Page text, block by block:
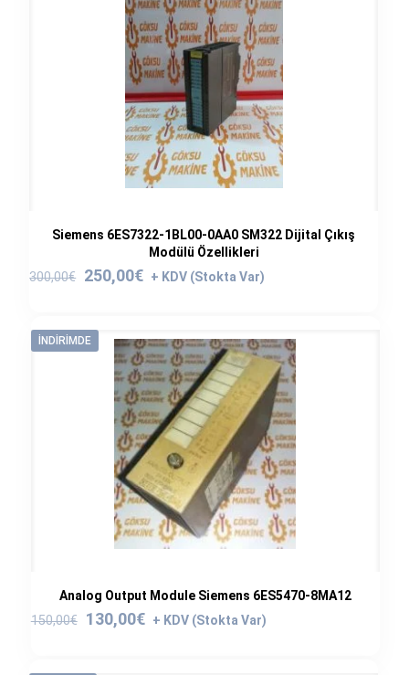
Siemens 6ES7322-1BL00-0AA0 SM322 Dijital Çıkış
Modülü Özellikleri
300,00€ Orijinal
250,00€
250,00€.
İNDIRIMDE
Analog Output Module Siemens 6ES5470-8MA12
150,00€
Orijinal
130,00€
Şu